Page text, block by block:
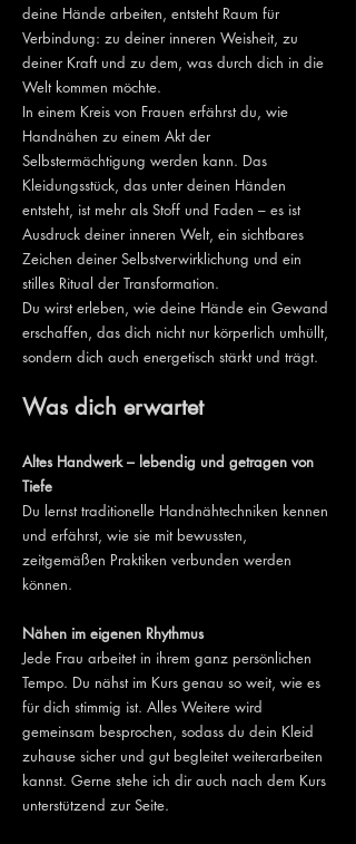
deine Hände arbeiten, entsteht Raum für
Verbindung: zu deiner inneren Weisheit, zu
deiner Kraft und zu dem, was durch dich in die
Welt kommen möchte.
In einem Kreis von Frauen erfährst du, wie
Handnähen zu einem Akt der
Selbstermächtigung werden kann. Das
Kleidungsstück, das unter deinen Händen
entsteht, ist mehr als Stoff und Faden – es ist
Ausdruck deiner inneren Welt, ein sichtbares
Zeichen deiner Selbstverwirklichung und ein
stilles Ritual der Transformation.
Du wirst erleben, wie deine Hände ein Gewand
erschaffen, das dich nicht nur körperlich umhüllt,
sondern dich auch energetisch stärkt und trägt.
Was dich erwartet
Altes Handwerk – lebendig und getragen von
Tiefe
Du lernst traditionelle Handnähtechniken kennen
und erfährst, wie sie mit bewussten,
zeitgemäßen Praktiken verbunden werden
können.
Nähen im eigenen Rhythmus
Jede Frau arbeitet in ihrem ganz persönlichen
Tempo. Du nähst im Kurs genau so weit, wie es
für dich stimmig ist. Alles Weitere wird
gemeinsam besprochen, sodass du dein Kleid
zuhause sicher und gut begleitet weiterarbeiten
kannst. Gerne stehe ich dir auch nach dem Kurs
unterstützend zur Seite.